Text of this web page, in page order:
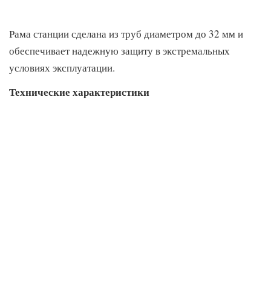
Рама станции сделана из труб диаметром до 32 мм и
обеспечивает надежную защиту в экстремальных
условиях эксплуатации.
Технические характеристики